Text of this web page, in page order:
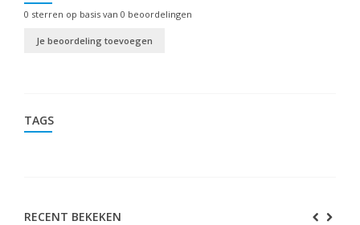
0 sterren op basis van 0 beoordelingen
Je beoordeling toevoegen
TAGS
RECENT BEKEKEN